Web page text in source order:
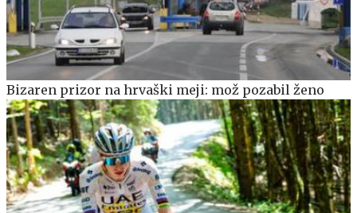
Bizaren prizor na hrvaški meji: mož pozabil ženo